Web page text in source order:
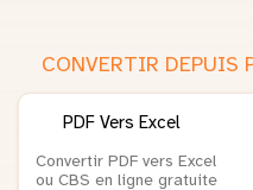
CONVERTIR DEPUIS
PDF Vers Excel
Convertir PDF vers Excel
ou CBS en ligne gratuite